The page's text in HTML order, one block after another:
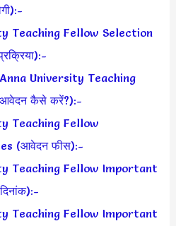
Teaching Fellow Selection
University Teaching
कैसे करें?):-
Teaching Fellow
(आवेदन फीस):-
Teaching Fellow Important
Teaching Fellow Important